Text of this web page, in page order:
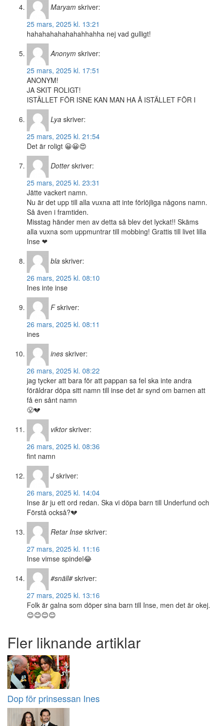
Maryam skriver:
25 mars, 2025 kl. 13:21
hahahahahahahahhahha nej vad gulligt!
Anonym skriver:
25 mars, 2025 kl. 17:51
ANONYM!
JA SKIT ROLIGT!
ISTÄLLET FÖR ISNE KAN MAN HA Å ISTÄLLET FÖR I
Lya skriver:
25 mars, 2025 kl. 21:54
Det är roligt 😀😀😍
Dotter skriver:
25 mars, 2025 kl. 23:31
Jätte vackert namn.
Nu är det upp till alla vuxna att inte förlöjliga någons namn.
Så även i framtiden.
Misstag händer men av detta så blev det lyckat!! Skäms
alla vuxna som uppmuntrar till mobbing! Grattis till livet lilla
Inse ❤
bla skriver:
26 mars, 2025 kl. 08:10
Ines inte inse
F skriver:
26 mars, 2025 kl. 08:11
ines
ines skriver:
26 mars, 2025 kl. 08:22
jag tycker att bara för att pappan sa fel ska inte andra
föräldrar döpa sitt namn till inse det är synd om barnen att
få en sånt namn
😤💔
viktor skriver:
26 mars, 2025 kl. 08:36
fint namn
J skriver:
26 mars, 2025 kl. 14:04
Inse är ju ett ord redan. Ska vi döpa barn till Underfund och
Förstå också?💔
Retar Inse skriver:
27 mars, 2025 kl. 11:16
Inse vimse spindel😂
#snäll# skriver:
27 mars, 2025 kl. 13:16
Folk är galna som döper sina barn till Inse, men det är okej.
😊😊😊😊
Fler liknande artiklar
Dop för prinsessan Ines